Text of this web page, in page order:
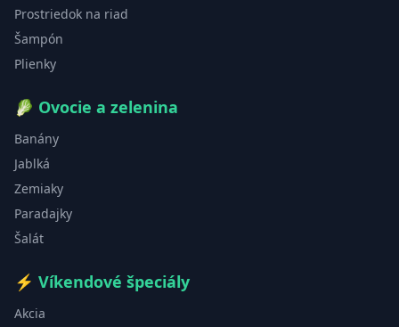
Prostriedok na riad
Šampón
Plienky
🥬 Ovocie a zelenina
Banány
Jablká
Zemiaky
Paradajky
Šalát
⚡ Víkendové špeciály
Akcia